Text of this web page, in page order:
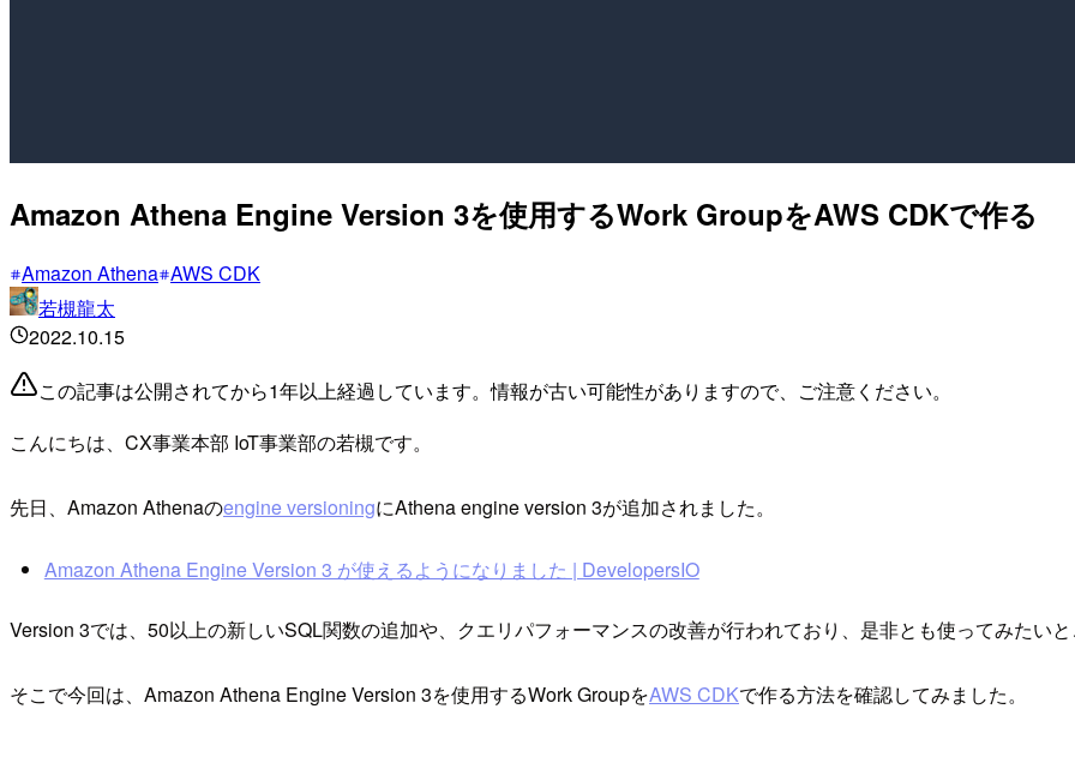
Amazon Athena Engine Version 3を使用するWork GroupをAWS CDKで作る
Amazon Athena AWS CDK
若槻龍太
2022.10.15
この記事は公開されてから1年以上経過しています。情報が古い可能性がありますので、ご注意ください。
こんにちは、CX事業本部 IoT事業部の若槻です。
先日、Amazon Athenaのengine versioningにAthena engine version 3が追加されました。
Amazon Athena Engine Version 3 が使えるようになりました | DevelopersIO
Version 3では、50以上の新しいSQL関数の追加や、クエリパフォーマンスの改善が行われており、是非とも使ってみたいと
そこで今回は、Amazon Athena Engine Version 3を使用するWork GroupをAWS CDKで作る方法を確認してみました。